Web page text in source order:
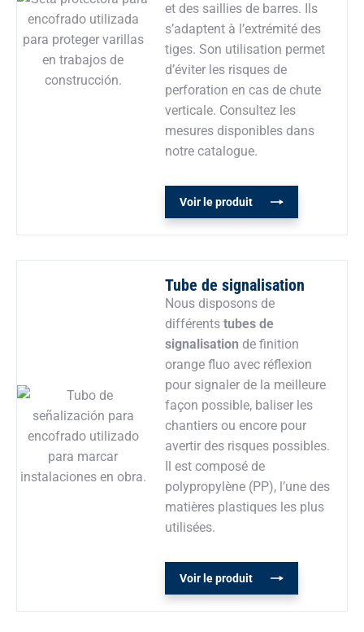
et des saillies de barres. Ils
s’adaptent à l’extrémité des
tiges. Son utilisation permet
d’éviter les risques de
perforation en cas de chute
verticale. Consultez les
mesures disponibles dans
notre catalogue.
Voir le produit
Tube de signalisation
Nous disposons de
différentstubes de
signalisation de finition
orange fluo avec réflexion
pour signaler de la meilleure
façon possible, baliser les
chantiers ou encore pour
avertir des risques possibles.
Il est composé de
polypropylène (PP), l’une des
matières plastiques les plus
utilisées.
Voir le produit